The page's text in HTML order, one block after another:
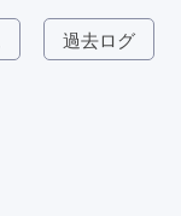
過去ログ